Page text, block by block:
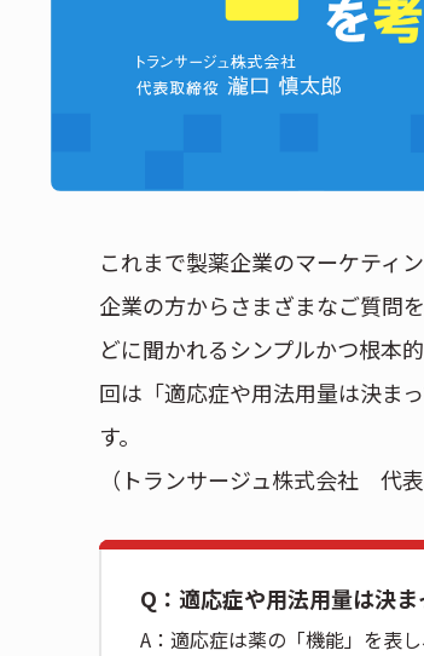
これまで製薬企業のマーケティ
企業の方からさまざまなご質問
どに聞かれるシンプルかつ根本
回は「適応症や用法用量は決ま
す。
（トランサージュ株式会社 代
Q：適応症や用法用量は決
A：適応症は薬の「機能」を表